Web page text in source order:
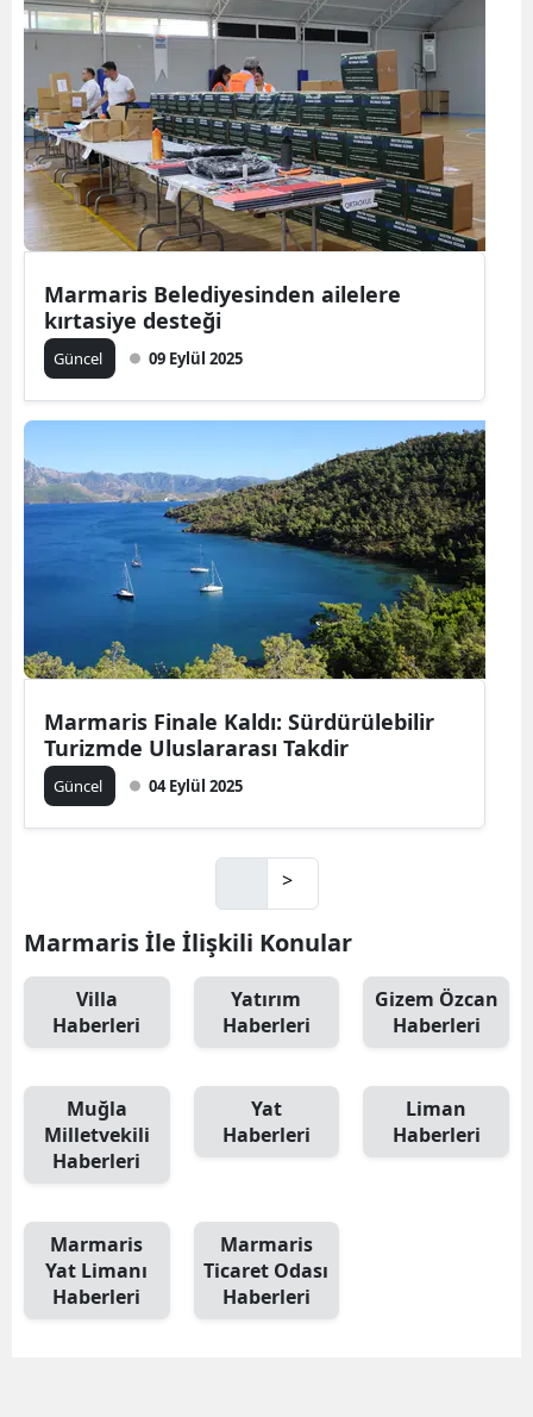
Marmaris Belediyesinden ailelere
kırtasiye desteği
Güncel 09 Eylül 2025
Marmaris Finale Kaldı: Sürdürülebilir
Turizmde Uluslararası Takdir
Güncel 04 Eylül 2025
>
Marmaris İle İlişkili Konular
Villa
Haberleri
Yatırım
Haberleri
Gizem Özcan
Haberleri
Muğla
Milletvekili
Haberleri
Yat
Haberleri
Liman
Haberleri
Marmaris
Yat Limanı
Haberleri
Marmaris
Ticaret Odası
Haberleri